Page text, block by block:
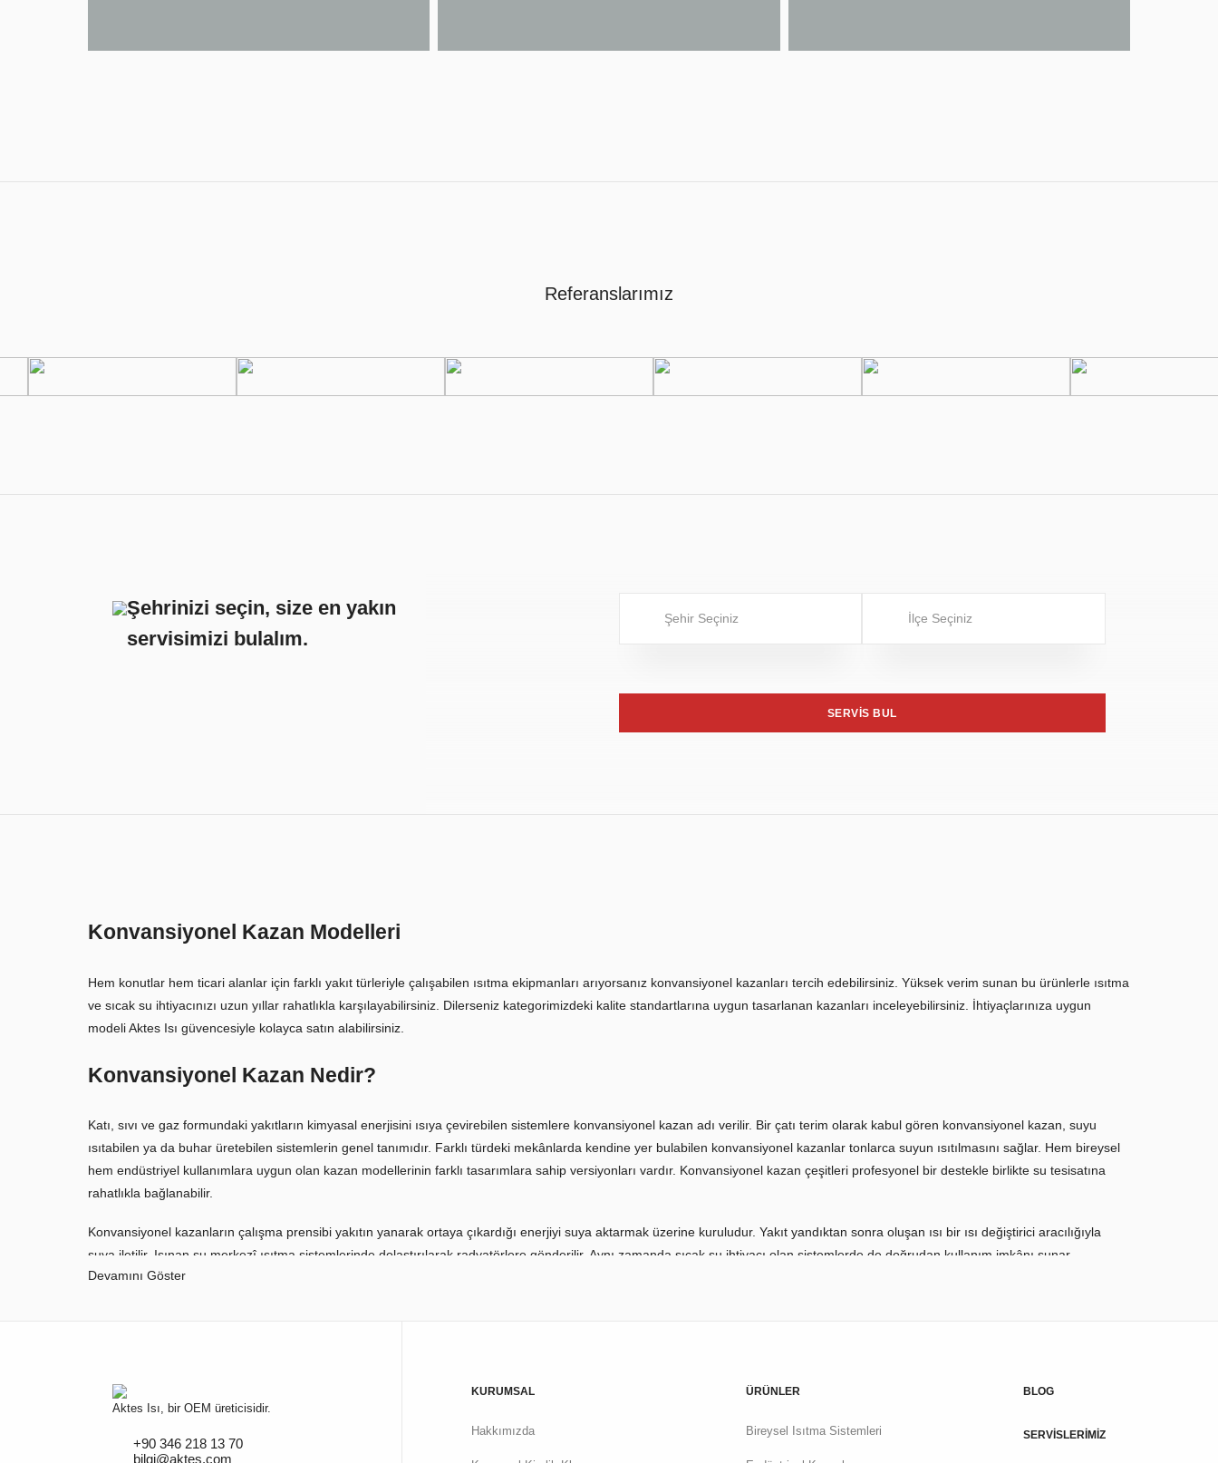
Referanslarımız
Şehrinizi seçin, size en yakın
servisimizi bulalım.
Şehir Seçiniz İlçe Seçiniz
SERVİS BUL
Konvansiyonel Kazan Modelleri
Hem konutlar hem ticari alanlar için farklı yakıt türleriyle çalışabilen ısıtma ekipmanları arıyorsanız konvansiyonel kazanları tercih edebilirsiniz. Yüksek verim sunan bu ürünlerle ısıtma
ve sıcak su ihtiyacınızı uzun yıllar rahatlıkla karşılayabilirsiniz. Dilerseniz kategorimizdeki kalite standartlarına uygun tasarlanan kazanları inceleyebilirsiniz. İhtiyaçlarınıza uygun
modeli Aktes Isı güvencesiyle kolayca satın alabilirsiniz.
Konvansiyonel Kazan Nedir?
Katı, sıvı ve gaz formundaki yakıtların kimyasal enerjisini ısıya çevirebilen sistemlere konvansiyonel kazan adı verilir. Bir çatı terim olarak kabul gören konvansiyonel kazan, suyu
ısıtabilen ya da buhar üretebilen sistemlerin genel tanımıdır. Farklı türdeki mekânlarda kendine yer bulabilen konvansiyonel kazanlar tonlarca suyun ısıtılmasını sağlar. Hem bireysel
hem endüstriyel kullanımlara uygun olan kazan modellerinin farklı tasarımlara sahip versiyonları vardır. Konvansiyonel kazan çeşitleri profesyonel bir destekle birlikte su tesisatına
rahatlıkla bağlanabilir.
Konvansiyonel kazanların çalışma prensibi yakıtın yanarak ortaya çıkardığı enerjiyi suya aktarmak üzerine kuruludur. Yakıt yandıktan sonra oluşan ısı bir ısı değiştirici aracılığıyla
suya iletilir. Isınan su merkezî ısıtma sistemlerinde dolaştırılarak radyatörlere gönderilir. Aynı zamanda sıcak su ihtiyacı olan sistemlerde de doğrudan kullanım imkânı sunar.
ısı geri kazanım sistemleriyle donatılarak yüksek verimlilik sunan sistemlere dönüşür.
Konvansiyonel Kazanların Özellikleri
Devamını Göster
Aktes Isı, bir OEM üreticisidir.
+90 346 218 13 70
bilgi@aktes.com
KURUMSAL
Hakkımızda
ÜRÜNLER
Bireysel Isıtma Sistemleri
BLOG
SERVİSLERİMİZ